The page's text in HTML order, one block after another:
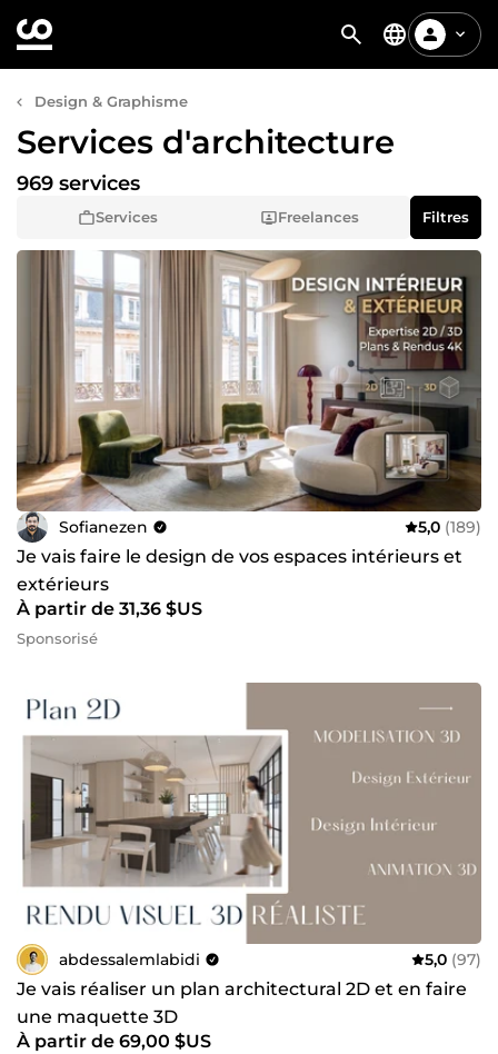
Design & Graphisme
Services d'architecture
Services Freelances
969 services
Filtres
Sofianezen 5,0 (189)
Je vais faire le design de vos espaces intérieurs et
extérieurs
À partir de 31,36 $US
Sponsorisé
abdessalemlabidi 5,0 (97)
Je vais réaliser un plan architectural 2D et en faire
une maquette 3D
À partir de 69,00 $US